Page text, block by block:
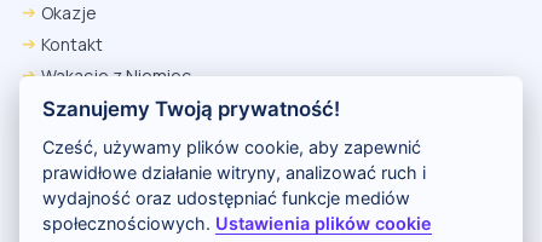
Okazje
Kontakt
Wakacje z Niemiec
Polityka Prywatności
Wakacje w Egipcie
Rankingi hoteli
Ustawienia → Prywatność i bezpieczeństwo → Pliki cookie innych
firm → ustaw „Zezwalaj”.
Na czas rezerwacji nie blokuj cookies i śledzenia dla tej witryny.
Szanujemy Twoją prywatność!
Cześć, używamy plików cookie, aby zapewnić
prawidłowe działanie witryny, analizować ruch i
wydajność oraz udostępniać funkcje mediów
społecznościowych. Ustawienia plików cookie